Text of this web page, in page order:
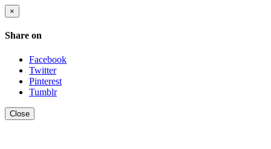
×
Share on
Facebook
Twitter
Pinterest
Tumblr
Close